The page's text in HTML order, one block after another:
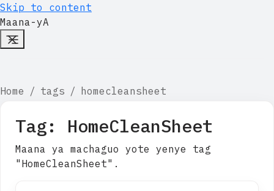
Skip to content
Maana-yA
Home tags homecleansheet
Tag: HomeCleanSheet
Maana ya machaguo yote yenye tag
"HomeCleanSheet".